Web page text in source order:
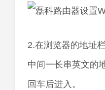
2.在浏览器的地址
中间一长串英文的
回车后进入。